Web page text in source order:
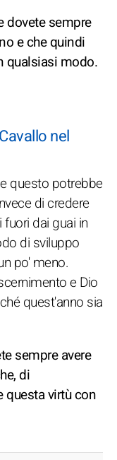
dovete sempre
e che quindi
qualsiasi modo.
nel
questo potrebbe
di credere
dai guai in
di sviluppo
po' meno.
e Dio
quest'anno sia
sempre avere
di
questa virtù con